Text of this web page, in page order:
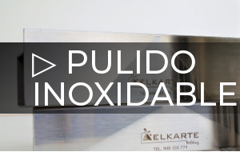
▷ PULIDO
INOXIDABLE